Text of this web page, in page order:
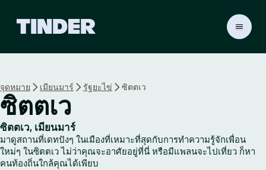
ก
d
e
จุดหมาย เมียนมาร์ รัฐยะไข่ ซิตตเว
ซิตตเว
ซิตตเว, เมียนมาร์
มาดูสถานที่เดทปังๆ ในเมืองที่เหมาะที่สุดกับการทำความรู้จักเพื่อน
ใหม่ๆ ในซิตตเว ไม่ว่าคุณจะอาศัยอยู่ที่นี่ หรือมีแพลนจะไปเที่ยว ก็หา
คนท้องถิ่นใกล้คุณได้เพียบ